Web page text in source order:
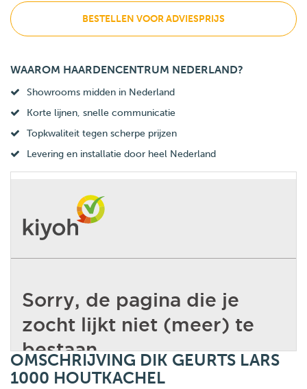
BESTELLEN VOOR ADVIESPRIJS
WAAROM HAARDENCENTRUM NEDERLAND?
Showrooms midden in Nederland
Korte lijnen, snelle communicatie
Topkwaliteit tegen scherpe prijzen
Levering en installatie door heel Nederland
OMSCHRIJVING DIK GEURTS LARS
1000 HOUTKACHEL